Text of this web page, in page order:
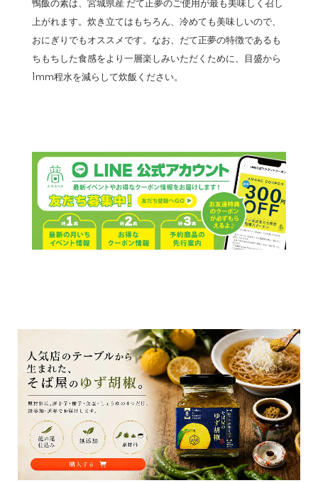
鴨飯の素は、宮城県産 だて正夢のご使用が最も美味しく召し
上がれます。炊き立てはもちろん、冷めても美味しいので、
おにぎりでもオススメです。なお、だて正夢の特徴であるも
ちもちした食感をより一層楽しみいただくために、目盛から
1mm程水を減らして炊飯ください。